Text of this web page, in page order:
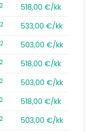
2
518,00 €/kk
2
533,00 €/kk
2
503,00 €/kk
2
518,00 €/kk
2
503,00 €/kk
2
518,00 €/kk
2
503,00 €/kk